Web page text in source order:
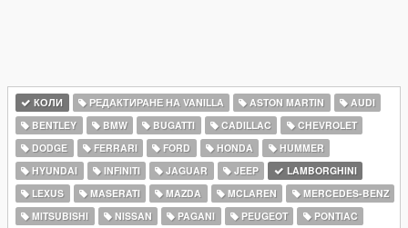
КОЛИ РЕДАКТИРАНЕ НА VANILLA ASTON MARTIN
AUDI
BENTLEY
BMW BUGATTI CADILLAC
CHEVROLET
DODGE
FERRARI FORD HONDA
HUMMER
HYUNDAI
INFINITI JAGUAR JEEP
LAMBORGHINI
LEXUS
MASERATI MAZDA MCLAREN
MERCEDES-BENZ
MITSUBISHI
NISSAN PAGANI PEUGEOT
PONTIAC